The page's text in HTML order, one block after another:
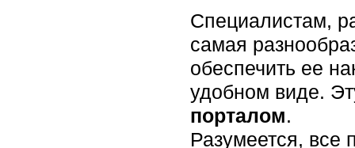
Специалистам,
самая
обеспечить ее
удобном виде.
порталом.
Разумеется, все